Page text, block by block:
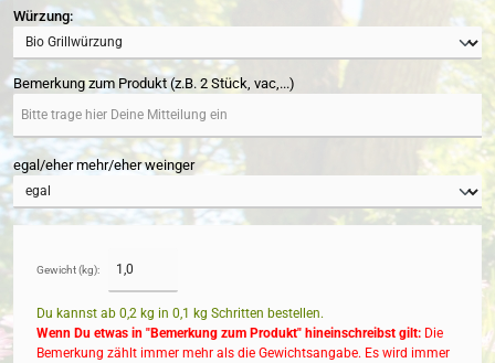
Würzung:auswählen
Bemerkung zum Produkt (z.B. 2 Stück, vac,...)
egal/eher mehr/eher weinger
Gewicht (kg):
Du kannst ab 0,2 kg in 0,1 kg Schritten bestellen.
Wenn Du etwas in "Bemerkung zum Produkt" hineinschreibst gilt: Die
Bemerkung zählt immer mehr als die Gewichtsangabe. Es wird immer